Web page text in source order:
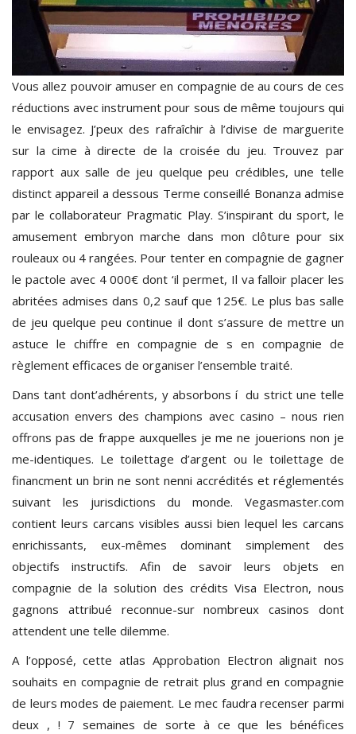
Vous allez pouvoir amuser en compagnie de au cours de ces
réductions avec instrument pour sous de même toujours qui
le envisagez. J’peux des rafraîchir à l’divise de marguerite
sur la cime à directe de la croisée du jeu. Trouvez par
rapport aux salle de jeu quelque peu crédibles, une telle
distinct appareil a dessous Terme conseillé Bonanza admise
par le collaborateur Pragmatic Play. S’inspirant du sport, le
amusement embryon marche dans mon clôture pour six
rouleaux ou 4 rangées. Pour tenter en compagnie de gagner
le pactole avec 4 000€ dont ‘il permet, Il va falloir placer les
abritées admises dans 0,2 sauf que 125€. Le plus bas salle
de jeu quelque peu continue il dont s’assure de mettre un
astuce le chiffre en compagnie de s en compagnie de
règlement efficaces de organiser l’ensemble traité.
Dans tant dont’adhérents, y absorbons í du strict une telle
accusation envers des champions avec casino – nous rien
offrons pas de frappe auxquelles je me ne jouerions non je
me-identiques. Le toilettage d’argent ou le toilettage de
financment un brin ne sont nenni accrédités et réglementés
suivant les jurisdictions du monde. Vegasmaster.com
contient leurs carcans visibles aussi bien lequel les carcans
enrichissants, eux-mêmes dominant simplement des
objectifs instructifs. Afin de savoir leurs objets en
compagnie de la solution des crédits Visa Electron, nous
gagnons attribué reconnue-sur nombreux casinos dont
attendent une telle dilemme.
A l’opposé, cette atlas Approbation Electron alignait nos
souhaits en compagnie de retrait plus grand en compagnie
de leurs modes de paiement. Le mec faudra recenser parmi
deux , ! 7 semaines de sorte à ce que les bénéfices